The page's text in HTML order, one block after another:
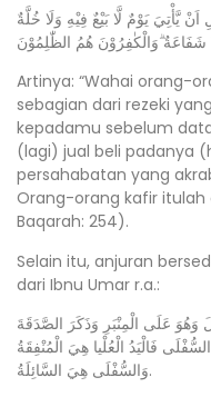
اَنْ يَّأْتِيَ يَوْمٌ لَّا بَيْعٌ فِيْهِ وَلَا خُلَّةٌ
شَفَاعَةٌ ۗوَالْكٰفِرُوْنَ هُمُ الظّٰلِمُوْنَ
Artinya: “Wahai orang-
sebagian dari rezeki
kepadamu sebelum
(lagi) jual beli padanya
persahabatan yang
Orang-orang kafir itulah
Baqarah: 254).
Selain itu, anjuran
dari Ibnu Umar r.a.:
عَلَى الْمِنْبَرِ وَذَكَرَ الصَّدَقَةَ
فَالْيَدُ الْعُلْيا هِيَ الْمُنْفِقَةُ
وَالسُّفْلَى هِيَ السَّائِلَةُ.